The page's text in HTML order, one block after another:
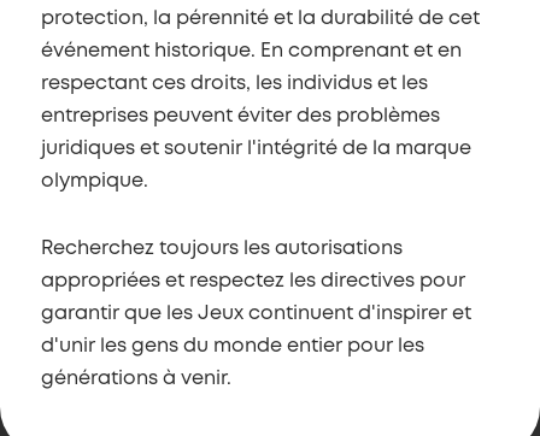
protection, la pérennité et la durabilité de cet
événement historique. En comprenant et en
respectant ces droits, les individus et les
entreprises peuvent éviter des problèmes
juridiques et soutenir l'intégrité de la marque
olympique.
Recherchez toujours les autorisations
appropriées et respectez les directives pour
garantir que les Jeux continuent d'inspirer et
d'unir les gens du monde entier pour les
générations à venir.